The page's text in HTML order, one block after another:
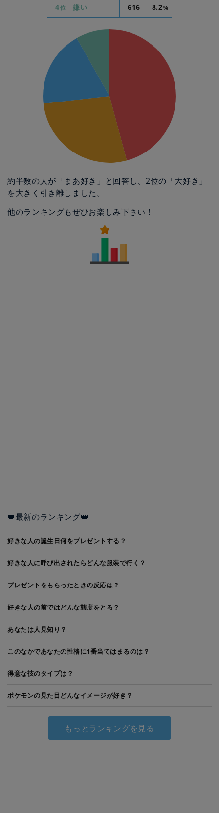
4位 嫌い 616 8.2%
約半数の人が「まあ好き」と回答し、2位の「大好き」
を大きく引き離しました。
他のランキングもぜひお楽しみ下さい！
👑最新のランキング👑
好きな人の誕生日何をプレゼントする？
好きな人に呼び出されたらどんな服装で行く？
プレゼントをもらったときの反応は？
好きな人の前ではどんな態度をとる？
あなたは人見知り？
このなかであなたの性格に1番当てはまるのは？
得意な技のタイプは？
ポケモンの見た目どんなイメージが好き？
もっとランキングを見る